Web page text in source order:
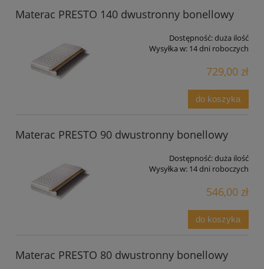
Materac PRESTO 140 dwustronny bonellowy
Dostępność:duża ilość
Wysyłka w: 14 dni roboczych
729,00 zł
do koszyka
Materac PRESTO 90 dwustronny bonellowy
Dostępność:duża ilość
Wysyłka w: 14 dni roboczych
546,00 zł
do koszyka
Materac PRESTO 80 dwustronny bonellowy